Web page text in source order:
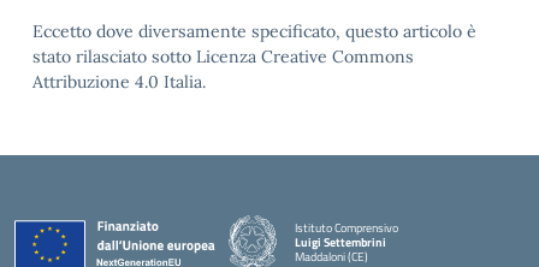
Eccetto dove diversamente specificato, questo articolo è
stato rilasciato sotto Licenza Creative Commons
Attribuzione 4.0 Italia.
Istituto Comprensivo
Luigi Settembrini
Maddaloni (CE)